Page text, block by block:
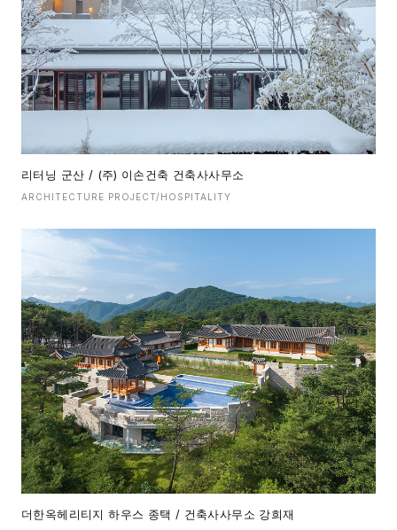
리터닝 군산 / (주) 이손건축 건축사사무소
ARCHITECTURE PROJECT/HOSPITALITY
더한옥헤리티지 하우스 종택 / 건축사사무소 강희재